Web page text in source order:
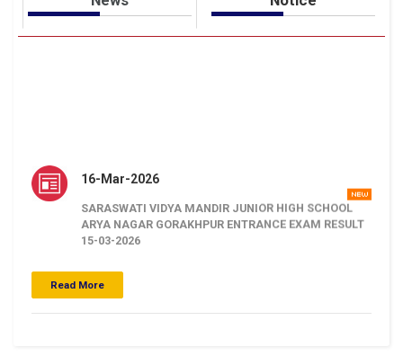
16-Mar-2026
SARASWATI VIDYA MANDIR JUNIOR HIGH SCHOOL
ARYA NAGAR GORAKHPUR ENTRANCE EXAM RESULT
15-03-2026
Click Here
Read More